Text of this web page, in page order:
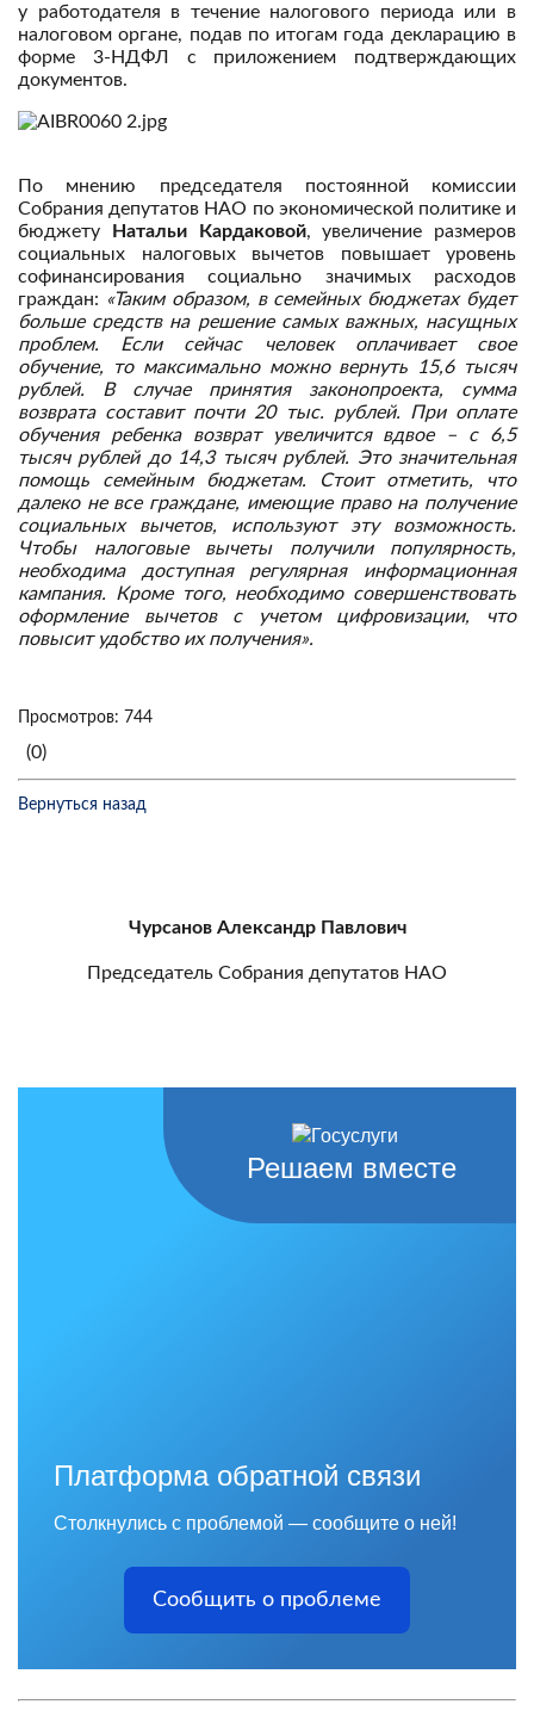
у работодателя в течение налогового периода или в
налоговом органе, подав по итогам года декларацию в
форме 3-НДФЛ с приложением подтверждающих
документов.
По мнению председателя постоянной комиссии
Собрания депутатов НАО по экономической политике и
бюджету
Натальи Кардаковой, увеличение размеров
социальных налоговых вычетов повышает уровень
софинансирования социально значимых расходов
граждан: «Таким образом, в семейных бюджетах будет
больше средств на решение самых важных, насущных
проблем. Если сейчас человек оплачивает свое
обучение, то максимально можно вернуть 15,6 тысяч
рублей. В случае принятия законопроекта, сумма
возврата составит почти 20 тыс. рублей. При оплате
обучения ребенка возврат увеличится вдвое – с 6,5
тысяч рублей до 14,3 тысяч рублей. Это значительная
помощь семейным бюджетам. Стоит отметить, что
далеко не все граждане, имеющие право на получение
социальных вычетов, используют эту возможность.
Чтобы налоговые вычеты получили популярность,
необходима доступная регулярная информационная
кампания. Кроме того, необходимо совершенствовать
оформление вычетов с учетом цифровизации, что
повысит удобство их получения».
Просмотров: 744
(0)
Вернуться назад
Чурсанов Александр Павлович
Председатель Собрания депутатов НАО
Решаем вместе
Платформа обратной связи
Столкнулись с проблемой — сообщите о ней!
Сообщить о проблеме